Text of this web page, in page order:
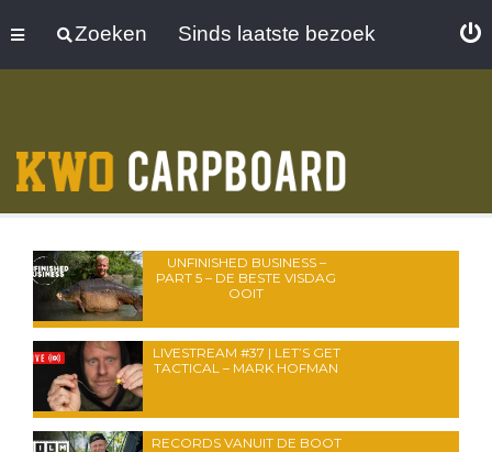
Zoeken Sinds laatste bezoek
UNFINISHED BUSINESS –
PART 5 – DE BESTE VISDAG
OOIT
LIVESTREAM #37 | LET’S GET
TACTICAL – MARK HOFMAN
RECORDS VANUIT DE BOOT